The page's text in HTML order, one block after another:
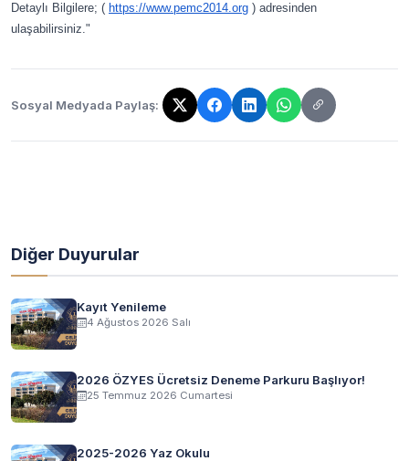
Detaylı Bilgilere; ( https://www.pemc2014.org ) adresinden
ulaşabilirsiniz."
Sosyal Medyada Paylaş:
Bağlantı kopyalandı!
Diğer Duyurular
Kayıt Yenileme
4 Ağustos 2026 Salı
2026 ÖZYES Ücretsiz Deneme Parkuru Başlıyor!
25 Temmuz 2026 Cumartesi
2025-2026 Yaz Okulu